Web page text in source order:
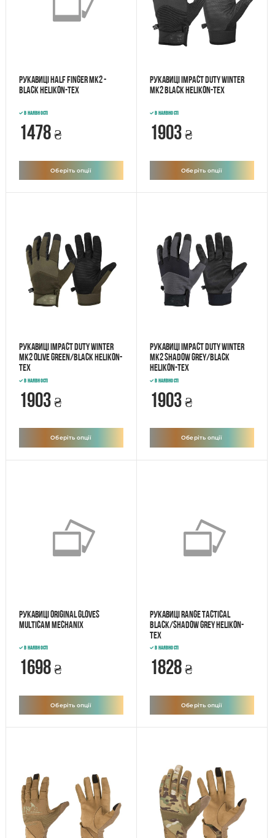
Рукавиці Half Finger Mk2 -
Black Helikon-Tex
В наявності
1478 ₴
Оберіть опції
Рукавиці IMPACT DUTY WINTER
Mk2 Black Helikon-Tex
В наявності
1903 ₴
Оберіть опції
Рукавиці IMPACT DUTY WINTER
Mk2 Olive Green/Black Helikon-
Tex
В наявності
1903 ₴
Оберіть опції
Рукавиці IMPACT DUTY WINTER
Mk2 Shadow Grey/Black
Helikon-Tex
В наявності
1903 ₴
Оберіть опції
Рукавиці Original Gloves
Multicam Mechanix
В наявності
1698 ₴
Оберіть опції
Рукавиці Range Tactical
Black/Shadow Grey Helikon-
Tex
В наявності
1828 ₴
Оберіть опції